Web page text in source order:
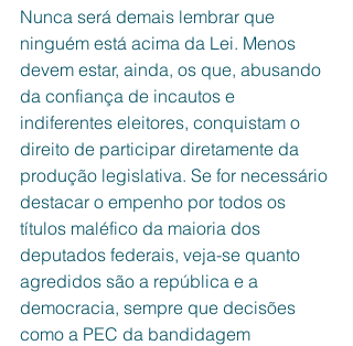
Nunca será demais lembrar que
ninguém está acima da Lei. Menos
devem estar, ainda, os que, abusando
da confiança de incautos e
indiferentes eleitores, conquistam o
direito de participar diretamente da
produção legislativa. Se for necessário
destacar o empenho por todos os
títulos maléfico da maioria dos
deputados federais, veja-se quanto
agredidos são a república e a
democracia, sempre que decisões
como a PEC da bandidagem